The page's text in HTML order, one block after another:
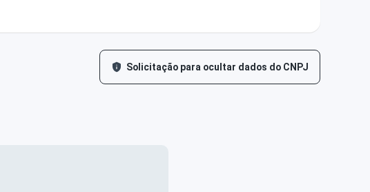
Solicitação para ocultar dados do CNPJ